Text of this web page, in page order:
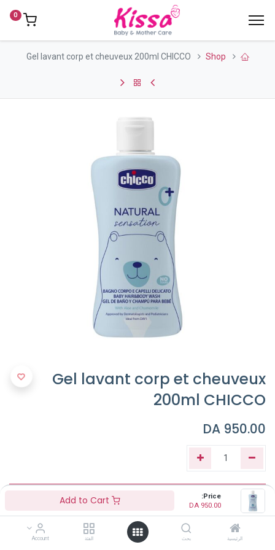
Price:
950.00
الرئيسية بحث الفئة Account
0
Shop
Gel lavant corp et cheuveux 200ml CHICCO
Gel lavant corp et cheuveux
200ml CHICCO
950.00